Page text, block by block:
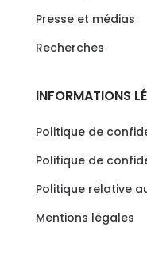
Presse et médias
Recherches
INFORMATIONS
Politique de
Politique de
Politique relative
Mentions légales